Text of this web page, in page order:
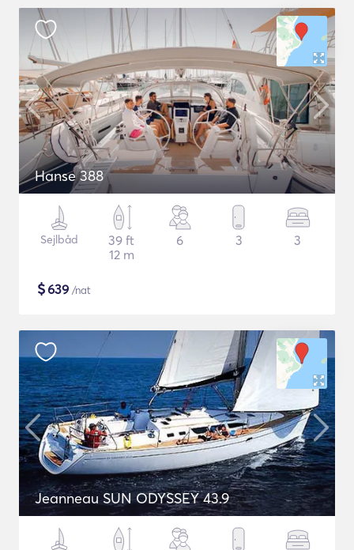
Hanse 388
Sejlbåd
39 ft
12 m
6 3 3
$639 /nat
Jeanneau SUN ODYSSEY 43.9